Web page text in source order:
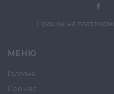
Працює на платформі
МЕНЮ
Головна
Про нас